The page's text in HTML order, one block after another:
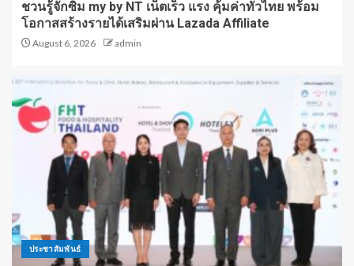
ชวนรู้จักซิม my by NT เน็ตเร็ว แรง คุ้มค่าทั่วไทย พร้อม
โอกาสสร้างรายได้เสริมผ่าน Lazada Affiliate
August 6, 2026 admin
ประชาสัมพันธ์